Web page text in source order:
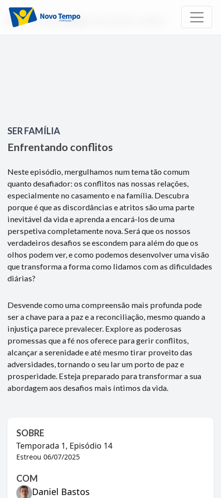
Início TV Ser Família
SER FAMÍLIA
Enfrentando conflitos
Neste episódio, mergulhamos num tema tão comum
quanto desafiador: os conflitos nas nossas relações,
especialmente no casamento e na família. Descubra
porque é que as discordâncias e atritos são uma parte
inevitável da vida e aprenda a encará-los de uma
perspetiva completamente nova. Será que os nossos
verdadeiros desafios se escondem para além do que os
olhos podem ver, e como podemos desenvolver uma visão
que transforma a forma como lidamos com as dificuldades
diárias?
Desvende como uma compreensão mais profunda pode
ser a chave para a paz e a reconciliação, mesmo quando a
injustiça parece prevalecer. Explore as poderosas
promessas que a fé nos oferece para gerir conflitos,
alcançar a serenidade e até mesmo tirar proveito das
adversidades, tornando o seu lar um porto de paz e
prosperidade. Esteja preparado para transformar a sua
abordagem aos desafios mais íntimos da vida.
SOBRE
Temporada 1, Episódio 14
Estreou 06/07/2025
COM
Daniel Bastos